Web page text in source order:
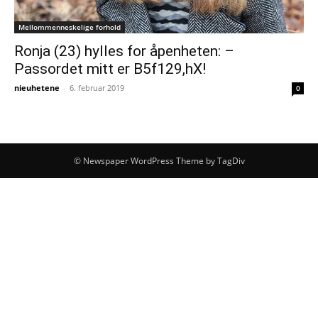
Mellommenneskelige forhold
Ronja (23) hylles for åpenheten: –
Passordet mitt er B5f129,hX!
nieuhetene - 6. februar 2019 0
© Newspaper WordPress Theme by TagDiv